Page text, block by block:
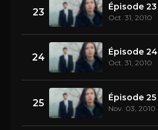
23 Épisode 23
Oct. 31, 2010
24 Épisode 24
Oct. 31, 2010
25 Épisode 25
Nov. 03, 2010